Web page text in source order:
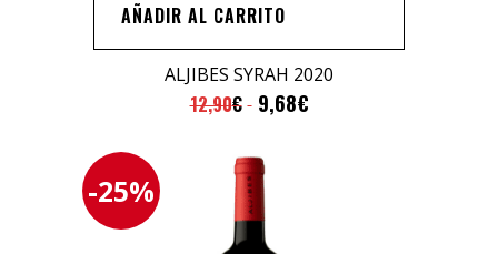
AÑADIR AL CARRITO
ALJIBES SYRAH 2020
12,90€ 9,68€
-25%